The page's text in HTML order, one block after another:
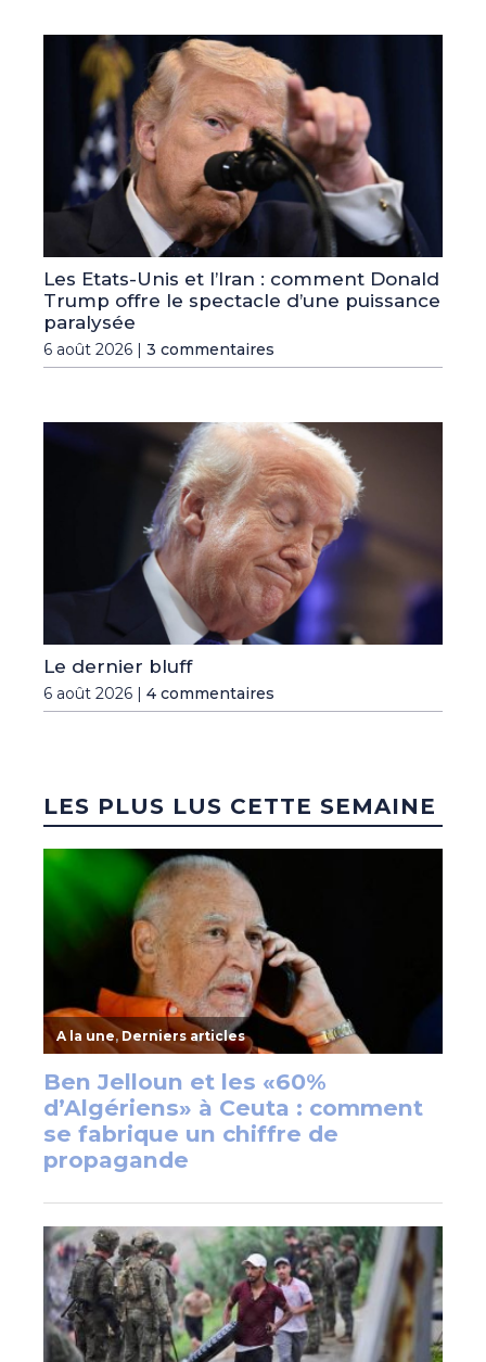
Les Etats-Unis et l’Iran : comment Donald
Trump offre le spectacle d’une puissance
paralysée
6 août 2026 | 3 commentaires
Le dernier bluff
6 août 2026 | 4 commentaires
LES PLUS LUS CETTE SEMAINE